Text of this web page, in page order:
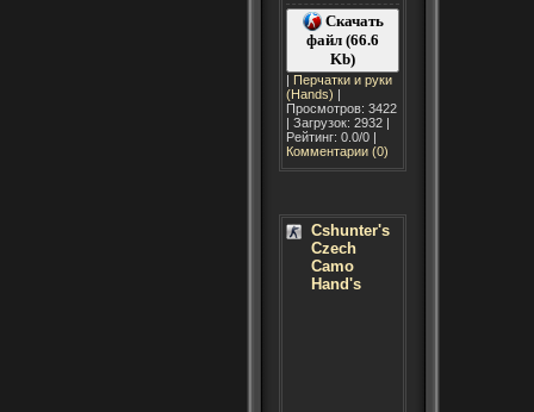
Скачать
файл (66.6
Kb)
| Перчатки и руки
(Hands) |
Просмотров: 3422
| Загрузок: 2932 |
Рейтинг: 0.0/0 |
Комментарии (0)
Cshunter's
Czech
Camo
Hand's